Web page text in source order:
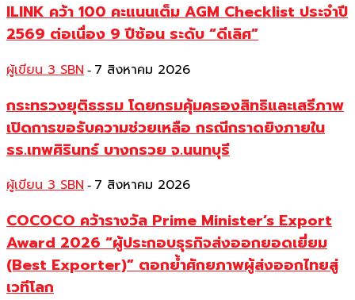
ILINK คว้า 100 คะแนนเต็ม AGM Checklist ประจำปี
2569 ต่อเนื่อง 9 ปีซ้อน ระดับ “ดีเลิศ”
ผู้เขียน 3 SBN - 7 สิงหาคม 2026
กระทรวงยุติธรรม โดยกรมคุ้มครองสิทธิและเสรีภาพ
เปิดการขอรับความช่วยเหลือ กรณีกราดยิงภายใน
รร.เทพศิรินทร์ บางกรวย จ.นนทบุรี
ผู้เขียน 3 SBN - 7 สิงหาคม 2026
COCOCO คว้ารางวัล Prime Minister’s Export
Award 2026 “ผู้ประกอบธุรกิจส่งออกยอดเยี่ยม
(Best Exporter)” ตอกย้ำศักยภาพผู้ส่งออกไทยสู่
เวทีโลก